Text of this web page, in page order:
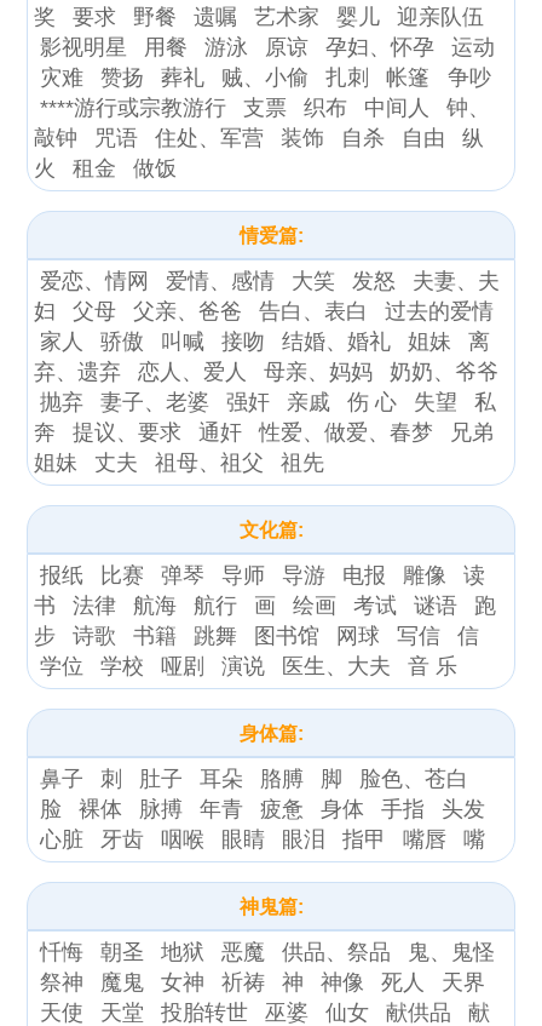
奖
要求 野餐 遗嘱 艺术家 婴儿
迎亲队伍
影视明星
用餐 游泳 原谅 孕妇、怀孕
运动
灾难
赞扬 葬礼 贼、小偷 扎刺 帐篷
争吵
****游行或宗教游行
支票 织布 中间人
钟、
敲钟
咒语 住处、军营 装饰 自杀 自由
纵
火
租金 做饭
情爱篇:
爱恋、情网 爱情、感情 大笑 发怒
夫妻、夫
妇
父母 父亲、爸爸 告白、表白
过去的爱情
家人
骄傲 叫喊 接吻 结婚、婚礼 姐妹
离
弃、遗弃
恋人、爱人 母亲、妈妈
奶奶、爷爷
抛弃
妻子、老婆 强奸 亲戚 伤 心 失望
私
奔
提议、要求 通奸 性爱、做爱、春梦
兄弟
姐妹
丈夫 祖母、祖父 祖先
文化篇:
报纸 比赛 弹琴 导师 导游 电报 雕像
读
书
法律 航海 航行 画 绘画 考试 谜语
跑
步
诗歌 书籍 跳舞 图书馆 网球 写信
信
学位
学校 哑剧 演说 医生、大夫 音 乐
身体篇:
鼻子 刺 肚子 耳朵 胳膊 脚
脸色、苍白
脸
裸体 脉搏 年青 疲惫 身体 手指
头发
心脏
牙齿 咽喉 眼睛 眼泪 指甲 嘴唇 嘴
神鬼篇:
忏悔 朝圣 地狱 恶魔 供品、祭品
鬼、鬼怪
祭神
魔鬼 女神 祈祷 神 神像 死人
天界
天使
天堂 投胎转世 巫婆 仙女 献供品
献